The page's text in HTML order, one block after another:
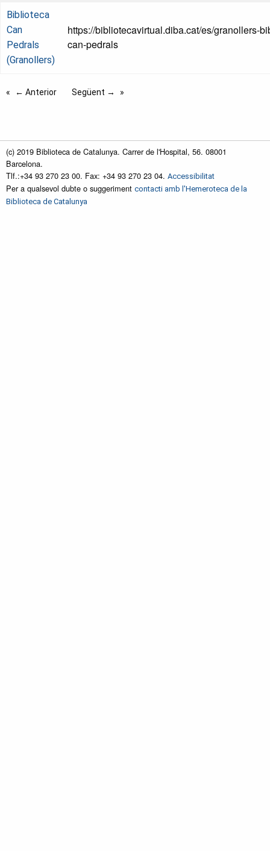
Biblioteca
Can
Pedrals
(Granollers)
https://bibliotecavirtual.diba.cat/es/granollers-
can-pedrals
← Anterior Següent →
(c) 2019 Biblioteca de Catalunya. Carrer de l'Hospital, 56. 08001
Barcelona.
Tlf.:+34 93 270 23 00. Fax: +34 93 270 23 04. Accessibilitat
Per a qualsevol dubte o suggeriment contacti amb l'Hemeroteca de la
Biblioteca de Catalunya